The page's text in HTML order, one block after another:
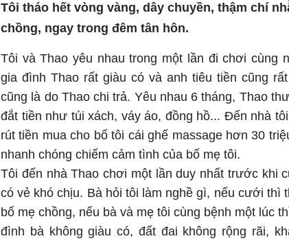
Tôi tháo hết vòng vàng, dây chuyền, thậm chí
chồng, ngay trong đêm tân hôn.
Tôi và Thao yêu nhau trong một lần đi chơi cùng
gia đình Thao rất giàu có và anh tiêu tiền cũng
cũng là do Thao chi trả. Yêu nhau 6 tháng, Thao
đắt tiền như túi xách, váy áo, đồng hồ... Đến nhà
rút tiền mua cho bố tôi cái ghế massage hơn 30
nhanh chóng chiếm cảm tình của bố mẹ tôi.
Tôi đến nhà Thao chơi một lần duy nhất trước khi
có vẻ khó chịu. Bà hỏi tôi làm nghề gì, nếu cưới thì
bố mẹ chồng, nếu bà và mẹ tôi cùng bệnh một lúc
đình bà không giàu có, đất đai không rộng rãi,